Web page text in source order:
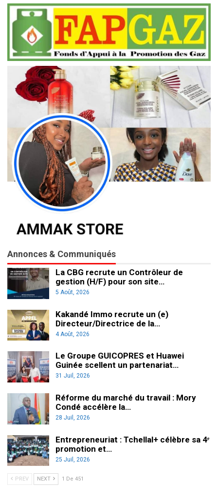
Annonces & Communiqués
La CBG recrute un Contrôleur de
gestion (H/F) pour son site…
5 Août, 2026
Kakandé Immo recrute un (e)
Directeur/Directrice de la…
4 Août, 2026
Le Groupe GUICOPRES et Huawei
Guinée scellent un partenariat…
31 Juil, 2026
Réforme du marché du travail : Mory
Condé accélère la…
28 Juil, 2026
Entrepreneuriat : Tchellal+ célèbre sa 4ᵉ
promotion et…
25 Juil, 2026
PREV NEXT 1 De 451